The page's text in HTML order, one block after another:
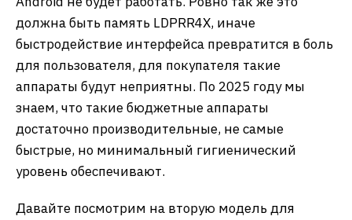
должна быть память LDPRR4X, иначе
быстродействие интерфейса превратится в боль
для пользователя, для покупателя такие
аппараты будут неприятны. По 2025 году мы
знаем, что такие бюджетные аппараты
достаточно производительные, не самые
быстрые, но минимальный гигиенический
уровень обеспечивают.
Давайте посмотрим на вторую модель для